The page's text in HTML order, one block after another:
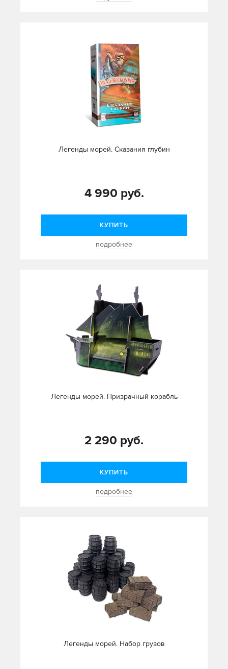
Легенды морей. Сказания глубин
4 990 руб.
КУПИТЬ
подробнее
Легенды морей. Призрачный корабль
2 290 руб.
КУПИТЬ
подробнее
Легенды морей. Набор грузов